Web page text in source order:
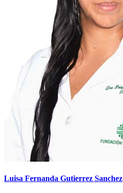
Luisa Fernanda Gutierrez Sanchez